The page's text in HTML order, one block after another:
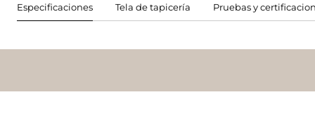
Especificaciones Tela de tapicería Pruebas y